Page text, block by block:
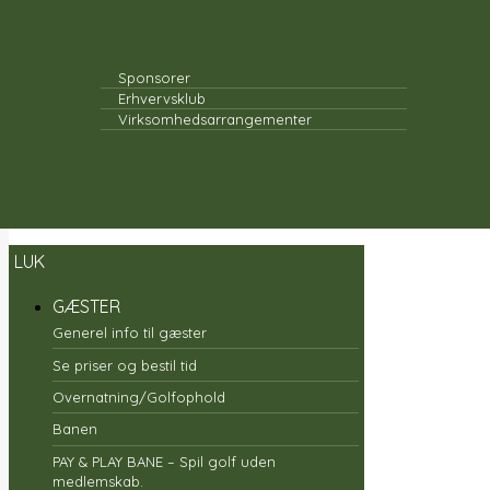
Sponsorer
Erhvervsklub
Virksomhedsarrangementer
LUK
GÆSTER
Generel info til gæster
Se priser og bestil tid
Overnatning/Golfophold
Banen
PAY & PLAY BANE – Spil golf uden
medlemskab.